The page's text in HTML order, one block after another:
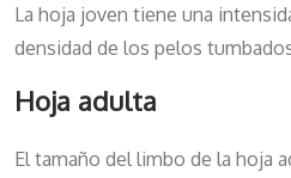
La hoja joven tiene una
densidad de los pelos
Hoja adulta
El tamaño del limbo de la hoja